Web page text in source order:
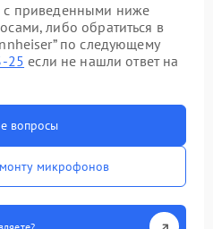
с приведенными ниже
либо обратиться в
по следующему
25 если не нашли ответ на
вопросы
микрофонов